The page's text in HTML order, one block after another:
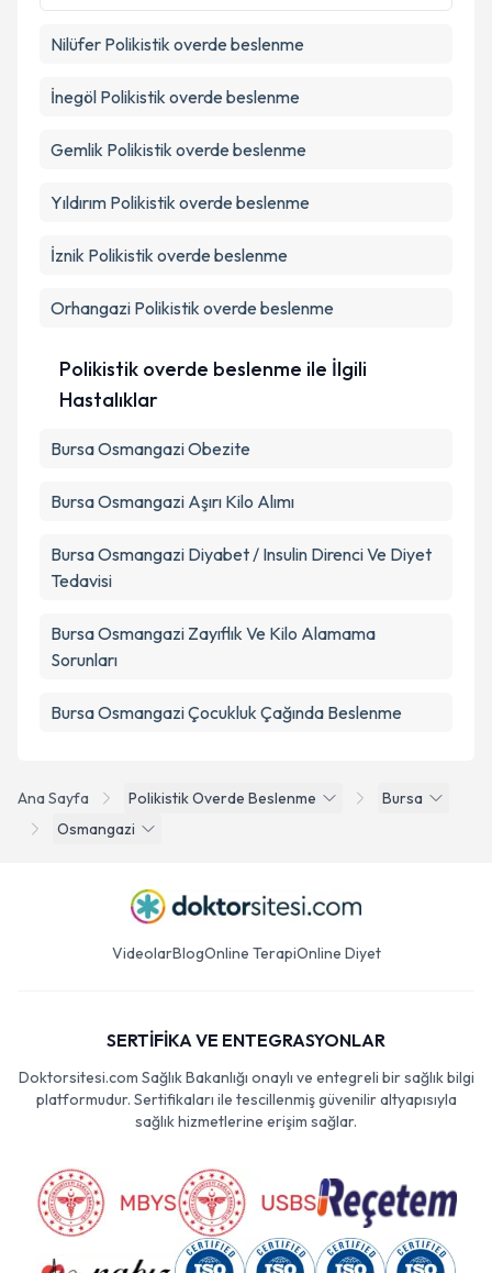
Ana Sayfa Polikistik Overde Beslenme
Bursa
Osmangazi
Nilüfer Polikistik overde beslenme
İnegöl Polikistik overde beslenme
Gemlik Polikistik overde beslenme
Yıldırım Polikistik overde beslenme
İznik Polikistik overde beslenme
Orhangazi Polikistik overde beslenme
Polikistik overde beslenme ile İlgili
Hastalıklar
Bursa Osmangazi Obezite
Bursa Osmangazi Aşırı Kilo Alımı
Bursa Osmangazi Diyabet / Insulin Direnci Ve Diyet
Tedavisi
Bursa Osmangazi Zayıflık Ve Kilo Alamama
Sorunları
Bursa Osmangazi Çocukluk Çağında Beslenme
VideolarBlogOnline TerapiOnline Diyet
SERTİFİKA VE ENTEGRASYONLAR
Doktorsitesi.com Sağlık Bakanlığı onaylı ve entegreli bir sağlık bilgi
platformudur. Sertifikaları ile tescillenmiş güvenilir altyapısıyla
sağlık hizmetlerine erişim sağlar.